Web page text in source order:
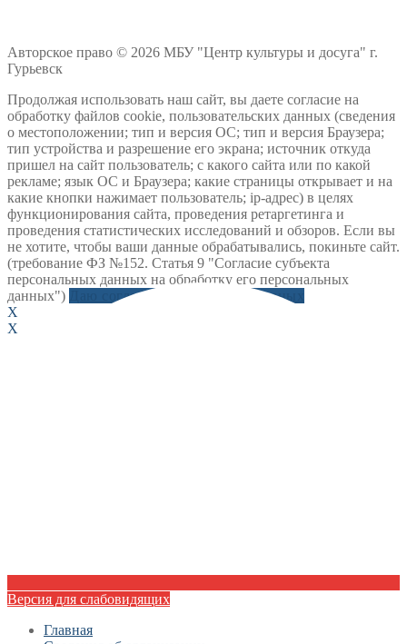
Авторское право © 2026 МБУ "Центр культуры и досуга" г.
Гурьевск
Продолжая использовать наш сайт, вы даете согласие на
обработку файлов cookie, пользовательских данных (сведения
о местоположении; тип и версия ОС; тип и версия Браузера;
тип устройства и разрешение его экрана; источник откуда
пришел на сайт пользователь; с какого сайта или по какой
рекламе; язык ОС и Браузера; какие страницы открывает и на
какие кнопки нажимает пользователь; ip-адрес) в целях
функционирования сайта, проведения ретаргетинга и
проведения статистических исследований и обзоров. Если вы
не хотите, чтобы ваши данные обрабатывались, покиньте сайт.
(требование ФЗ №152. Статья 9 "Согласие субъекта
персональных данных на обработку его персональных
данных")
Даю согласие на обработку данных
X
X
Версия для слабовидящих
Главная